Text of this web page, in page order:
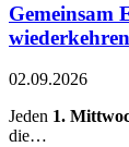
Gemeinsam
02.09.2026
Jeden 1.
die…